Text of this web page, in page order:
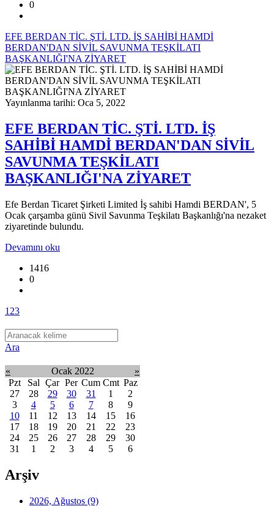
0
EFE BERDAN TİC. ŞTİ. LTD. İŞ SAHİBİ HAMDİ
BERDAN'DAN SİVİL SAVUNMA TEŞKİLATI
BAŞKANLIĞI'NA ZİYARET
Yayınlanma tarihi: Oca 5, 2022
EFE BERDAN TİC. ŞTİ. LTD. İŞ
SAHİBİ HAMDİ BERDAN'DAN SİVİL
SAVUNMA TEŞKİLATI
BAŞKANLIĞI'NA ZİYARET
Efe Berdan Ticaret Şirketi Limited İş sahibi Hamdi BERDAN', 5
Ocak çarşamba günü Sivil Savunma Teşkilatı Başkanlığı'na nezaket
ziyaretinde bulundu.
Devamını oku
1416
0
1 23
Ara
« Ocak 2022
»
Pzt
Sal Çar Per Cum Cmt Paz
27
28 29 30 31 1
2
3
4 5 6 7 8
9
10
11 12 13 14 15
16
17
18 19 20 21 22
23
24
25 26 27 28 29
30
31
1 2 3 4 5 6
Arşiv
2026, Ağustos (9)